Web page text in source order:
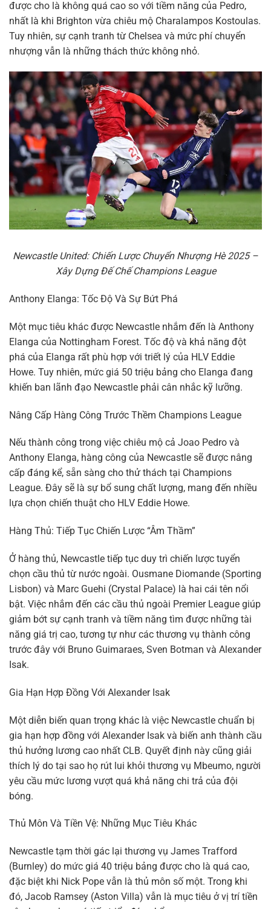
được cho là không quá cao so với tiềm năng của Pedro,
nhất là khi Brighton vừa chiêu mộ Charalampos Kostoulas.
Tuy nhiên, sự cạnh tranh từ Chelsea và mức phí chuyển
nhượng vẫn là những thách thức không nhỏ.
Newcastle United: Chiến Lược Chuyển Nhượng Hè 2025 –
Xây Dựng Đế Chế Champions League
Anthony Elanga: Tốc Độ Và Sự Bứt Phá
Một mục tiêu khác được Newcastle nhắm đến là Anthony
Elanga của Nottingham Forest. Tốc độ và khả năng đột
phá của Elanga rất phù hợp với triết lý của HLV Eddie
Howe. Tuy nhiên, mức giá 50 triệu bảng cho Elanga đang
khiến ban lãnh đạo Newcastle phải cân nhắc kỹ lưỡng.
Nâng Cấp Hàng Công Trước Thềm Champions League
Nếu thành công trong việc chiêu mộ cả Joao Pedro và
Anthony Elanga, hàng công của Newcastle sẽ được nâng
cấp đáng kể, sẵn sàng cho thử thách tại Champions
League. Đây sẽ là sự bổ sung chất lượng, mang đến nhiều
lựa chọn chiến thuật cho HLV Eddie Howe.
Hàng Thủ: Tiếp Tục Chiến Lược “Âm Thầm”
Ở hàng thủ, Newcastle tiếp tục duy trì chiến lược tuyển
chọn cầu thủ từ nước ngoài. Ousmane Diomande (Sporting
Lisbon) và Marc Guehi (Crystal Palace) là hai cái tên nổi
bật. Việc nhắm đến các cầu thủ ngoài Premier League giúp
giảm bớt sự cạnh tranh và tiềm năng tìm được những tài
năng giá trị cao, tương tự như các thương vụ thành công
trước đây với Bruno Guimaraes, Sven Botman và Alexander
Isak.
Gia Hạn Hợp Đồng Với Alexander Isak
Một diễn biến quan trọng khác là việc Newcastle chuẩn bị
gia hạn hợp đồng với Alexander Isak và biến anh thành cầu
thủ hưởng lương cao nhất CLB. Quyết định này cũng giải
thích lý do tại sao họ rút lui khỏi thương vụ Mbeumo, người
yêu cầu mức lương vượt quá khả năng chi trả của đội
bóng.
Thủ Môn Và Tiền Vệ: Những Mục Tiêu Khác
Newcastle tạm thời gác lại thương vụ James Trafford
(Burnley) do mức giá 40 triệu bảng được cho là quá cao,
đặc biệt khi Nick Pope vẫn là thủ môn số một. Trong khi
đó, Jacob Ramsey (Aston Villa) vẫn là mục tiêu ở vị trí tiền